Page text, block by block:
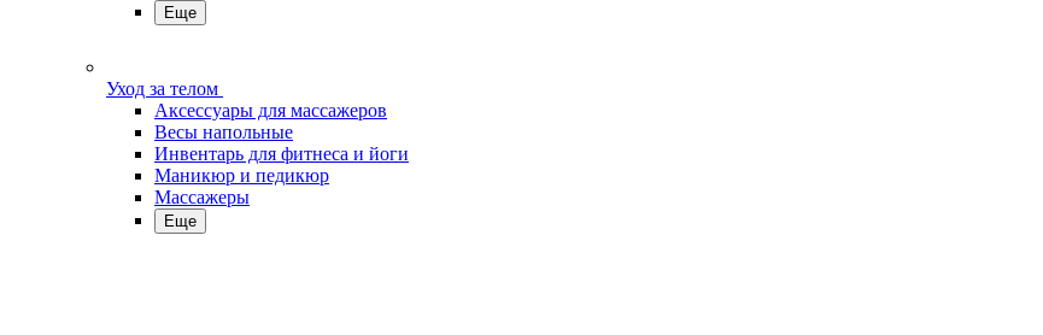
Еще
Уход за телом
Аксессуары для массажеров
Весы напольные
Инвентарь для фитнеса и йоги
Маникюр и педикюр
Массажеры
Еще